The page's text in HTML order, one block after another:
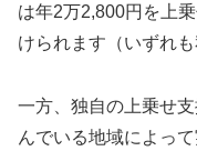
は年2万2,800円を上
けられます（いずれ
一方、独自の上乗せ
んでいる地域によっ